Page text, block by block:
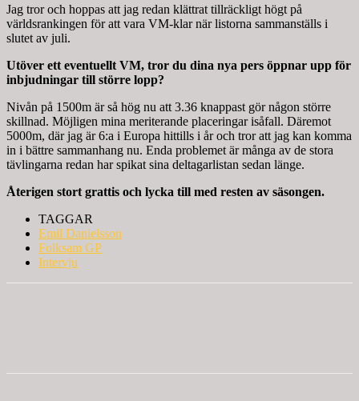
Jag tror och hoppas att jag redan klättrat tillräckligt högt på
världsrankingen för att vara VM-klar när listorna sammanställs i
slutet av juli.
Utöver ett eventuellt VM, tror du dina nya pers öppnar upp för
inbjudningar till större lopp?
Nivån på 1500m är så hög nu att 3.36 knappast gör någon större
skillnad. Möjligen mina meriterande placeringar isåfall. Däremot
5000m, där jag är 6:a i Europa hittills i år och tror att jag kan komma
in i bättre sammanhang nu. Enda problemet är många av de stora
tävlingarna redan har spikat sina deltagarlistan sedan länge.
Återigen stort grattis och lycka till med resten av säsongen.
TAGGAR
Emil Danielsson
Folksam GP
Intervju